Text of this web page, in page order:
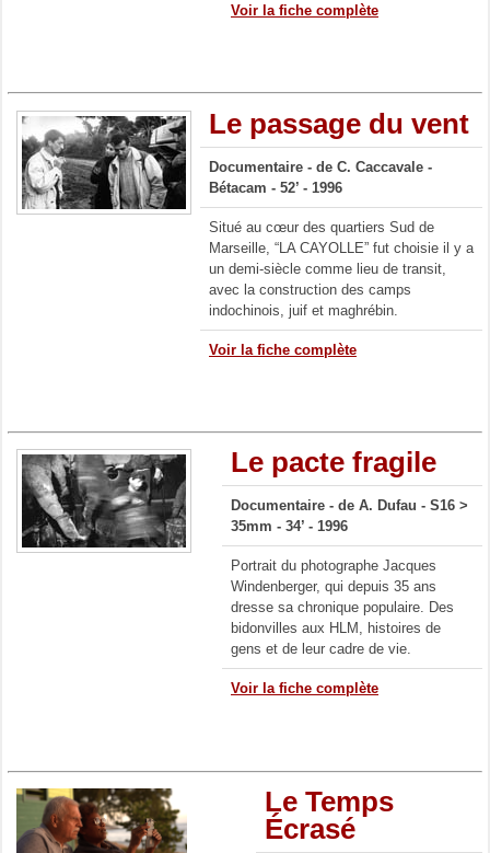
Voir la fiche complète
Le passage du vent
Documentaire - de C. Caccavale -
Bétacam - 52’ - 1996
Situé au cœur des quartiers Sud de
Marseille, “LA CAYOLLE” fut choisie il y a
un demi-siècle comme lieu de transit,
avec la construction des camps
indochinois, juif et maghrébin.
Voir la fiche complète
Le pacte fragile
Documentaire - de A. Dufau - S16 >
35mm - 34’ - 1996
Portrait du photographe Jacques
Windenberger, qui depuis 35 ans
dresse sa chronique populaire. Des
bidonvilles aux HLM, histoires de
gens et de leur cadre de vie.
Voir la fiche complète
Le Temps
Écrasé